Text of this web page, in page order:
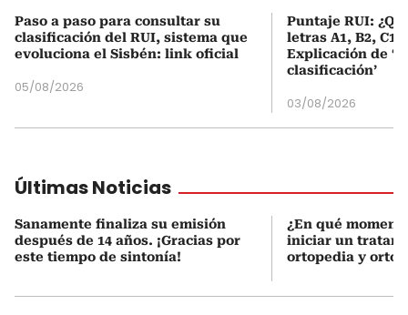
Paso a paso para consultar su
clasificación del RUI, sistema que
evoluciona el Sisbén: link oficial
05/08/2026
Puntaje RUI:
letras A1, B2, C1
Explicación de
clasificación’
03/08/2026
Últimas Noticias
Sanamente finaliza su emisión
después de 14 años. ¡Gracias por
este tiempo de sintonía!
¿En qué
iniciar un
ortopedia y